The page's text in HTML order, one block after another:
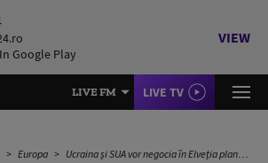
In Google Play
VIEW
LIVE FM LIVE TV
Europa Ucraina și SUA vor negocia în Elveția planul de pace propus de Washington. Cine face parte din delegația aprobată de Zelenski